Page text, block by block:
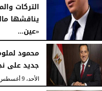
التركات
يناقشها
«عين...
الأحد، 9 أغسطس 2026 10:53 مـ
محمود
جديد على
الأحد، 9 أغسطس 2026